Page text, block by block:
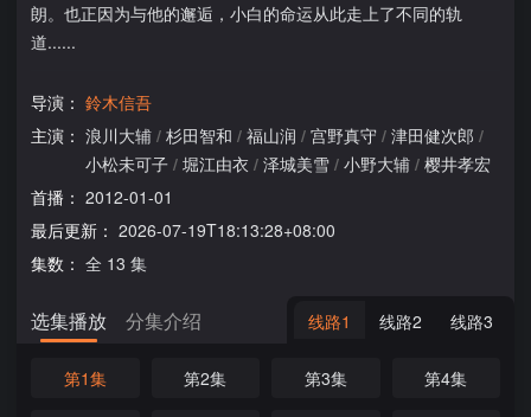
朗。也正因为与他的邂逅，小白的命运从此走上了不同的轨
道......
导演： 鈴木信吾
主演： 浪川大辅 / 杉田智和 / 福山润 / 宫野真守 / 津田健次郎 /
小松未可子 / 堀江由衣 / 泽城美雪 / 小野大辅 / 樱井孝宏
首播： 2012-01-01
最后更新： 2026-07-19T18:13:28+08:00
集数： 全 13 集
选集播放 分集介绍 线路1 线路2 线路3
第1集 第2集 第3集 第4集